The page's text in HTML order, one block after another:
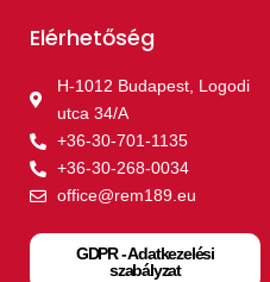
Elérhetőség
H-1012 Budapest, Logodi
utca 34/A
+36-30-701-1135
+36-30-268-0034
office@rem189.eu
GDPR - Adatkezelési
szabályzat